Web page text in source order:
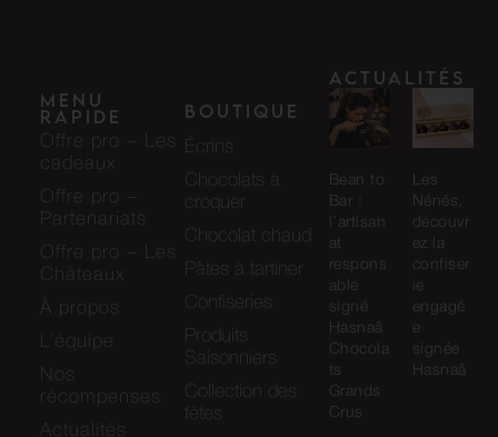
Menu
rapide
Offre pro – Les
cadeaux
Offre pro –
Partenariats
Offre pro – Les
Châteaux
À propos
L’équipe
Nos
récompenses
Actualités
Boutique
Écrins
Chocolats à
croquer
Chocolat chaud
Pâtes à tartiner
Confiseries
Produits
Saisonniers
Collection des
fêtes
Actualités
Bean to
Bar :
l’artisan
at
respons
able
signé
Hasnaâ
Chocola
ts
Grands
Crus
Les
Nénés,
découvr
ez la
confiser
ie
engagé
e
signée
Hasnaâ